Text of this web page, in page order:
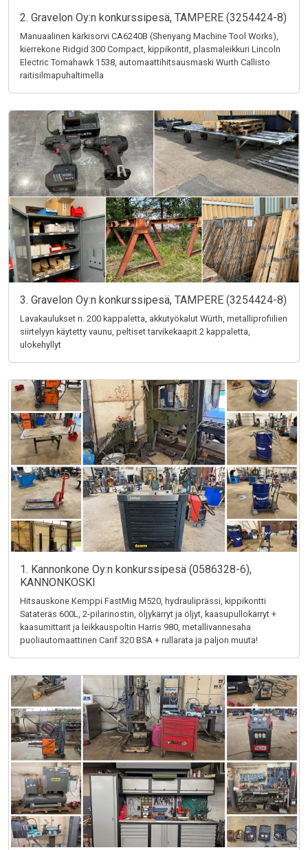
2. Gravelon Oy:n konkurssipesä, TAMPERE (3254424-8)
Manuaalinen kärkisorvi CA6240B (Shenyang Machine Tool Works),
kierrekone Ridgid 300 Compact, kippikontit, plasmaleikkuri Lincoln
Electric Tomahawk 1538, automaattihitsausmaski Wurth Callisto
raitisilmapuhaltimella
3. Gravelon Oy:n konkurssipesä, TAMPERE (3254424-8)
Lavakaulukset n. 200 kappaletta, akkutyökalut Würth, metalliprofiilien
siirtelyyn käytetty vaunu, peltiset tarvikekaapit 2 kappaletta,
ulokehyllyt
1. Kannonkone Oy:n konkurssipesä (0586328-6),
KANNONKOSKI
Hitsauskone Kemppi FastMig M520, hydrauliprässi, kippikontti
Satateräs 600L, 2-pilarinostin, öljykärryt ja öljyt, kaasupullokärryt +
kaasumittarit ja leikkauspoltin Harris 980, metallivannesaha
puoliautomaattinen Carif 320 BSA + rullarata ja paljon muuta!